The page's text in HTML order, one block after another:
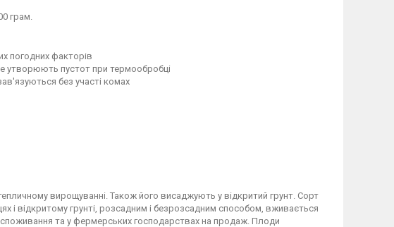
грам.
погодних факторів
утворюють пустот при термообробці
без участі комах
вирощуванні. Також його висаджують у відкритий грунт. Сорт
і відкритому грунті, розсадним і безрозсадним способом, вживається
та у фермерських господарствах на продаж. Плоди